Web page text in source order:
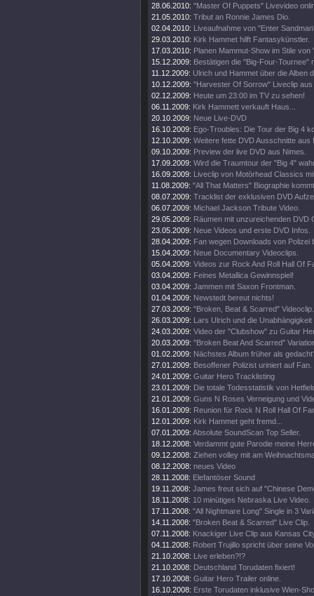
28.06.2010: "Master Of Puppets" Livevideo
21.05.2010: Tribut an Ronnie James Dio.
02.04.2010: Liveaufnahme von "Enter
29.03.2010: Kirk Hammet hilft Fantasykünstler.
17.03.2010: Planen Mammut-Show im Stile von
15.12.2009: Bestätigen die "Big-Four-Tournee"
11.12.2009: Ulrich und Hammet über die Alben
10.12.2009: "Harvester Of Sorrow" Liveclip
02.12.2009: Heute um 23:00 im TV zu sehen!
06.11.2009: Kirk Hammett verkauft Haus...
20.10.2009: Neue Live-DVD
16.10.2009: Ego-Troubles: Die Tour der Big 4
12.10.2009: Weitere fette DVD Ausschnitte aus
09.10.2009: Preview der live DVD aus Nimes.
17.09.2009: Wird die Traumtour der "Big 4"
16.09.2009: Liveclip von Motörhead Classics
11.08.2009: "All That Matters" Biographie
08.07.2009: Tracklist der exklusiven DVD
06.07.2009: Michael Jackson Tribute Video.
29.05.2009: Räumen mit unzureichenden DVD
23.05.2009: Neue Videos und erste DVD Infos.
28.04.2009: Fan wegen Downloads von Polizei
15.04.2009: Neue Documentary Videoclips.
05.04.2009: Videos zur Rock And Roll Hall Of
03.04.2009: Feines Metallica Gewinnspiel!
03.04.2009: Jammen mit Saxon Frontman.
01.04.2009: Newstedt bereut nichts!
27.03.2009: "Broken, Beat & Scarred" Videoclip.
26.03.2009: Lars Ulrich und die Unabhängigkeit
24.03.2009: Video der "Clubshow" zu Guitar
20.03.2009: "Broken Beat And Scarred"
01.02.2009: Nächstes Album früher als
27.01.2009: Besoffener Polizist uriniert auf Fan.
24.01.2009: Guitar Hero Tracklisting
23.01.2009: Die totale Todesstatistik von
21.01.2009: Guns N Roses Verneigung und
16.01.2009: Reunion für Rock N Roll Hall Of
12.01.2009: Kirk Hammet geht fremd...
07.01.2009: Absolute SoundScan Top Seller.
18.12.2008: Verdammt gute Parodie meine
09.12.2008: Ziehen volley mit am
08.12.2008: neues Video
28.11.2008: Elefantöser Sound
19.11.2008: James freut sich auf "Chinese
18.11.2008: 10 minütiges Nebraska Live Video.
17.11.2008: "All Nightmare Long" Single in 3
14.11.2008: "Broken Beat & Scarred" Live Clip.
07.11.2008: Knackiger Live Clip aus Kansas
04.11.2008: Robert Trujillo spricht über seine
21.10.2008: Live erleben?!?
21.10.2008: Deutschland Torudaten fixiert!
17.10.2008: Guitar Hero Trailer online.
16.10.2008: Erste Torudaten inklusive Wien-